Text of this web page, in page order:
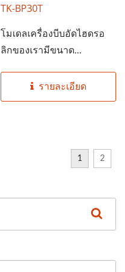
TK-BP30T
โมเดลเครื่องบีบอัดไฮดรอ
ลิกของเรามีขนาด...
รายละเอียด
1 2